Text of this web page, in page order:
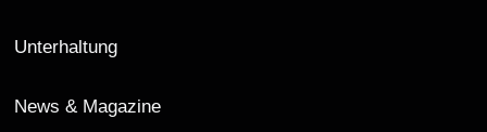
Unterhaltung
News & Magazine